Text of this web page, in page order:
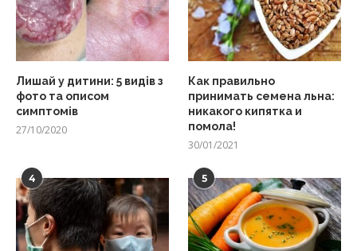
Лишай у дитини: 5 видів з
фото та описом
симптомів
27/10/2020
Как правильно
принимать семена льна:
никакого кипятка и
помола!
30/01/2021
4 5